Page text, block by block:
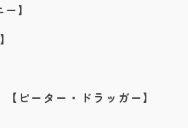
】
ピーター・ドラッガー】